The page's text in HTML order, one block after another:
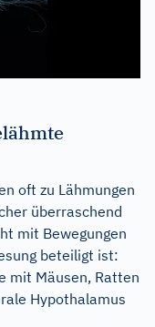
oft zu Lähmungen
überraschend
mit Bewegungen
beteiligt ist:
mit Mäusen, Ratten
Hypothalamus